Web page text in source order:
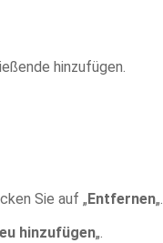
hinzufügen.
Sie auf „Entfernen„.
hinzufügen„.